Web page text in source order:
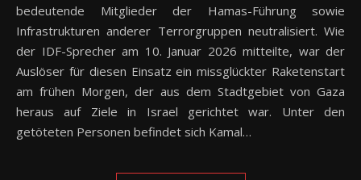
bedeutende Mitglieder der Hamas-Führung sowie
Infrastrukturen anderer Terrorgruppen neutralisiert. Wie
der IDF-Sprecher am 10. Januar 2026 mitteilte, war der
Auslöser für diesen Einsatz ein missglückter Raketenstart
am frühen Morgen, der aus dem Stadtgebiet von Gaza
heraus auf Ziele in Israel gerichtet war. Unter den
getöteten Personen befindet sich Kamal…